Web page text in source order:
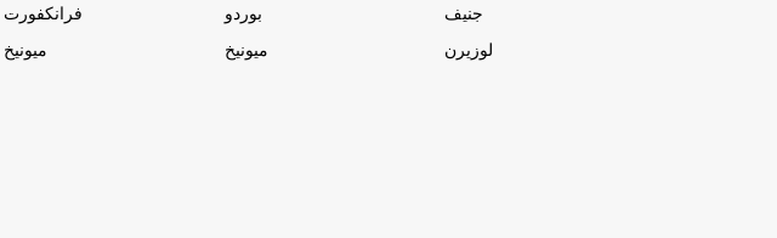
فرانكفورت
ميونيخ
بوردو
ميونيخ
جنيف
لوزيرن